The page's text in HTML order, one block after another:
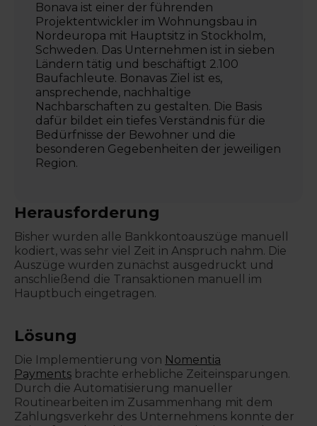
Bonava ist einer der führenden
Projektentwickler im Wohnungsbau in
Nordeuropa mit Hauptsitz in Stockholm,
Schweden. Das Unternehmen ist in sieben
Ländern tätig und beschäftigt 2.100
Baufachleute. Bonavas Ziel ist es,
ansprechende, nachhaltige
Nachbarschaften zu gestalten. Die Basis
dafür bildet ein tiefes Verständnis für die
Bedürfnisse der Bewohner und die
besonderen Gegebenheiten der jeweiligen
Region.
Herausforderung
Bisher wurden alle Bankkontoauszüge manuell
kodiert, was sehr viel Zeit in Anspruch nahm. Die
Auszüge wurden zunächst ausgedruckt und
anschließend die Transaktionen manuell im
Hauptbuch eingetragen.
Lösung
Die Implementierung von Nomentia
Payments brachte erhebliche Zeiteinsparungen.
Durch die Automatisierung manueller
Routinearbeiten im Zusammenhang mit dem
Zahlungsverkehr des Unternehmens konnte der